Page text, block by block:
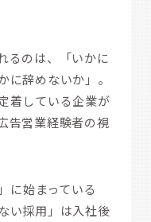
るのは、「いかに
に辞めないか」。
着している企業が
告営業経験者の視
に始まっている
い採用」は入社後